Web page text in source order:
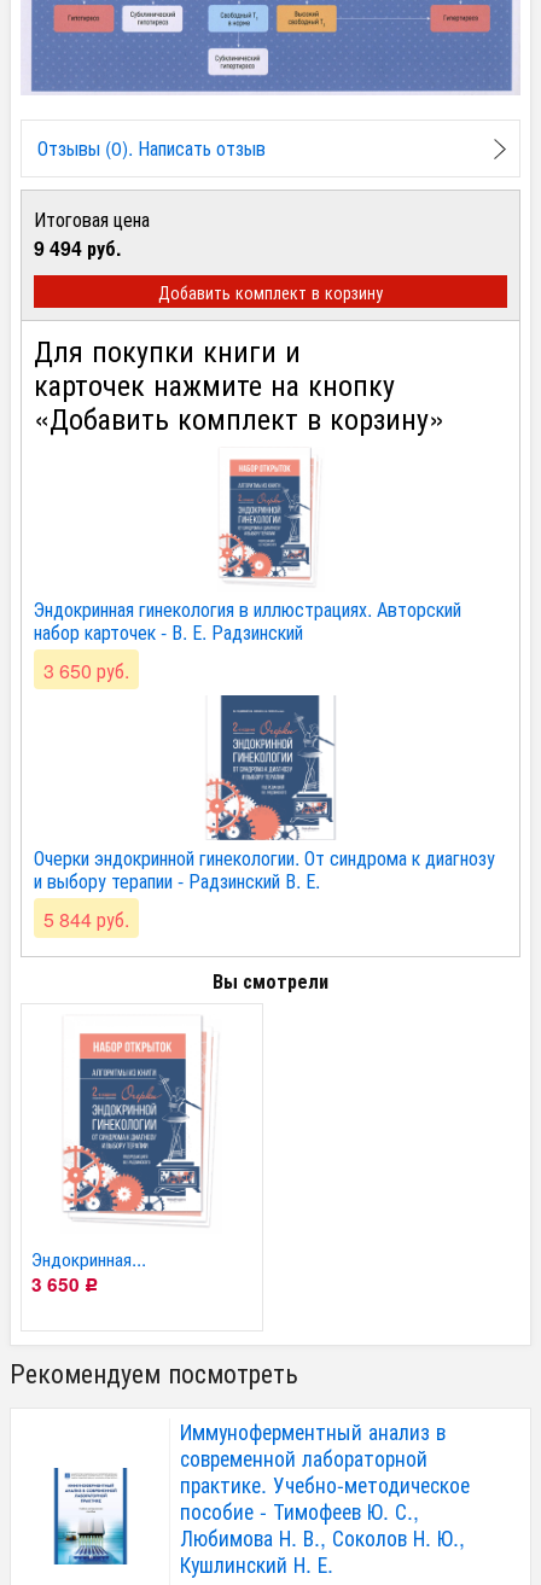
Отзывы (0). Написать отзыв
Итоговая цена
9 494 руб.
Добавить комплект в корзину
Для покупки книги и
карточек нажмите на кнопку
«Добавить комплект в корзину»
Эндокринная гинекология в иллюстрациях. Авторский
набор карточек - В. Е. Радзинский
3 650 руб.
Очерки эндокринной гинекологии. От синдрома к диагнозу
и выбору терапии - Радзинский В. Е.
5 844 руб.
Вы смотрели
Эндокринная...
3 650 Р
Рекомендуем посмотреть
Иммуноферментный анализ в
современной лабораторной
практике. Учебно-методическое
пособие - Тимофеев Ю. С.,
Любимова Н. В., Соколов Н. Ю.,
Кушлинский Н. Е.